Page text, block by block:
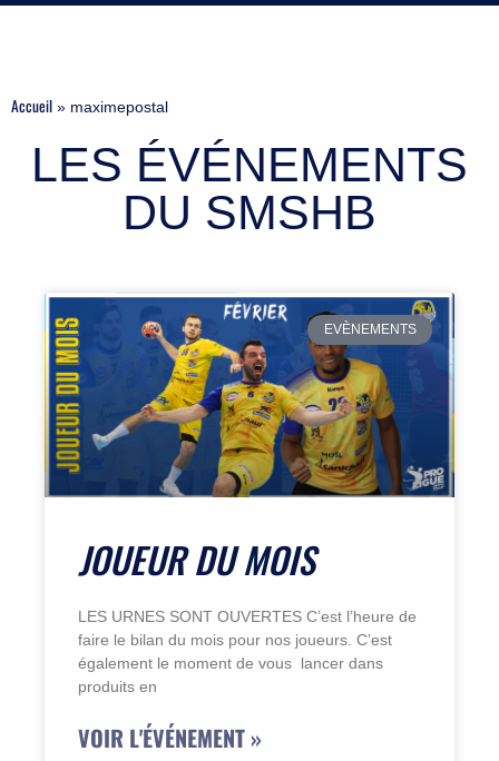
Accueil » maximepostal
LES ÉVÉNEMENTS
DU SMSHB
EVÈNEMENTS
JOUEUR DU MOIS
LES URNES SONT OUVERTES C’est l’heure de
faire le bilan du mois pour nos joueurs. C’est
également le moment de vous lancer dans
produits en
VOIR L'ÉVÉNEMENT »